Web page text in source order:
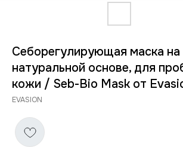
Себорегулирующая маска на
натуральной основе, для
кожи / Seb-Bio Mask от
EVASION